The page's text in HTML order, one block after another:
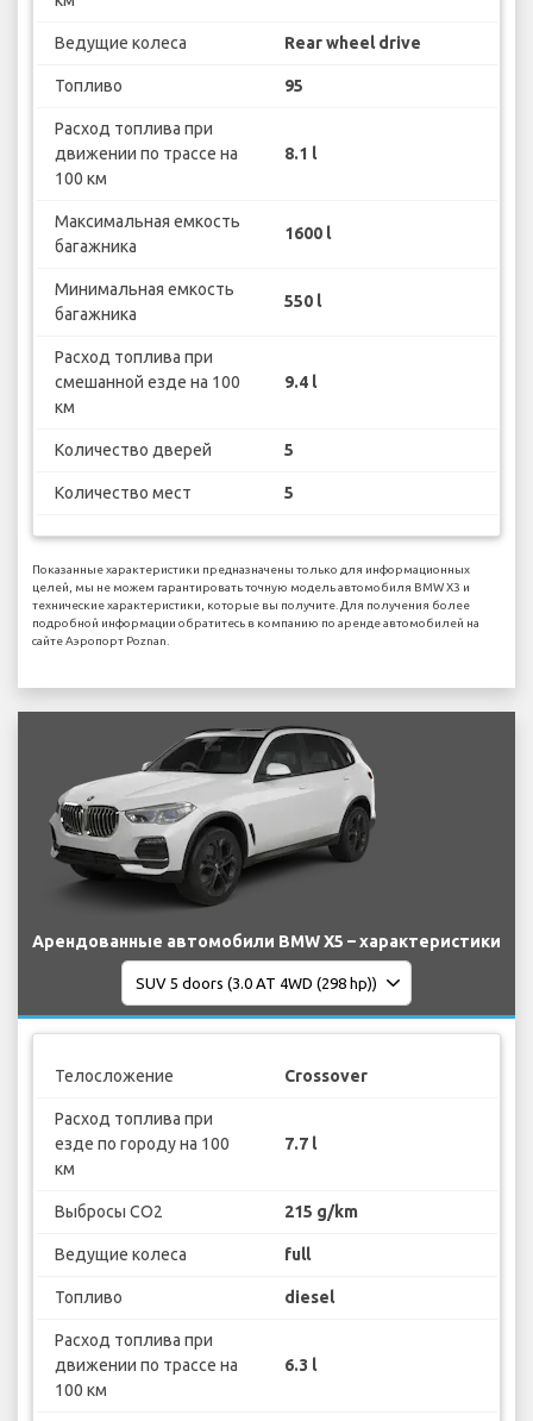
Ведущие колеса Rear wheel drive
Топливо 95
Расход топлива при
движении по трассе на
100 км
8.1 l
Максимальная емкость
багажника
1600 l
Минимальная емкость
багажника
550 l
Расход топлива при
смешанной езде на 100
км
9.4 l
Количество дверей 5
Количество мест 5
Показанные характеристики предназначены только для информационных
целей, мы не можем гарантировать точную модель автомобиля BMW X3 и
технические характеристики, которые вы получите. Для получения более
подробной информации обратитесь в компанию по аренде автомобилей на
сайте Аэропорт Poznan.
Арендованные автомобили BMW X5 – характеристики
Телосложение Crossover
Расход топлива при
езде по городу на 100
км
7.7 l
Выбросы CO2 215 g/km
Ведущие колеса full
Топливо diesel
Расход топлива при
движении по трассе на
100 км
6.3 l